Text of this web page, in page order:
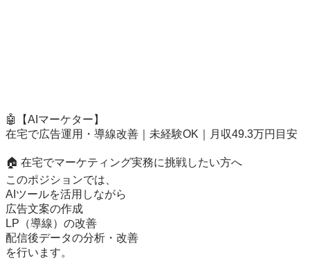
🤖【AIマーケター】
在宅で広告運用・導線改善｜未経験OK｜月収49.3万円目安
🏠 在宅でマーケティング実務に挑戦したい方へ
このポジションでは、
AIツールを活用しながら
広告文案の作成
LP（導線）の改善
配信後データの分析・改善
を行います。